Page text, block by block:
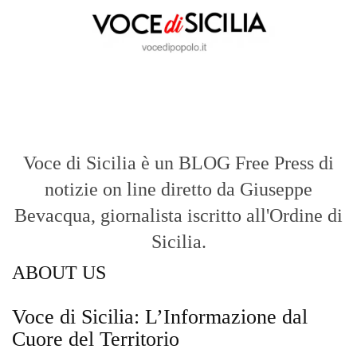
Voce di Sicilia è un BLOG Free Press di
notizie on line diretto da Giuseppe
Bevacqua, giornalista iscritto all'Ordine di
Sicilia.
ABOUT US
Voce di Sicilia: L’Informazione dal
Cuore del Territorio